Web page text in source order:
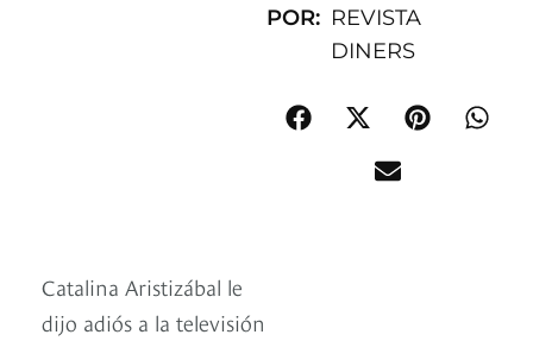
POR: REVISTA
DINERS
Catalina Aristizábal le
dijo adiós a la televisión